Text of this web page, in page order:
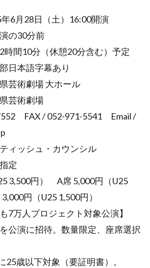
6月28日（土）16:00開演
の30分前
間10分（休憩20分含む）予定
日本語字幕あり
術劇場 大ホール
術劇場
FAX / 052-971-5541 Email /
ッシュ・カウンシル
定
3,500円） A席 5,000円（U25
円（U25 1,500円）
7万人プロジェクト対象公演】
公演に招待。数量限定、座席選択
歳以下対象（要証明書）。